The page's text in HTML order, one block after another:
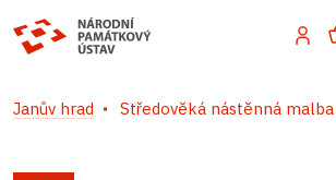
Janův hrad Středověká nástěnná malba